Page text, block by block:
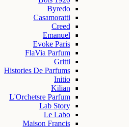
Byredo
Casamoratti
Creed
Emanuel
Evoke Paris
FlaVia Parfum
Gritti
Histories De Parfums
Initio
Kilian
L'Orchetsre Parfum
Lab Story
Le Labo
Maison Francis